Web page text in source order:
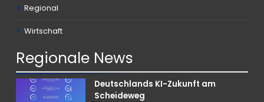
Regional
Wirtschaft
Regionale News
Deutschlands KI-Zukunft am
Scheideweg